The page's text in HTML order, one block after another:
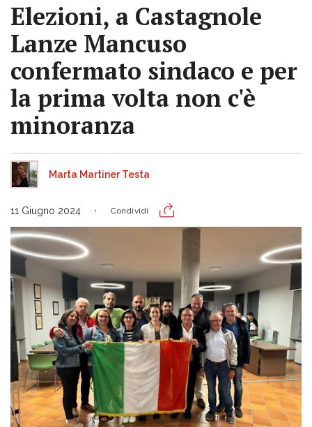
Elezioni, a Castagnole
Lanze Mancuso
confermato sindaco e per
la prima volta non c'è
minoranza
Marta Martiner Testa
11 Giugno 2024 Condividi